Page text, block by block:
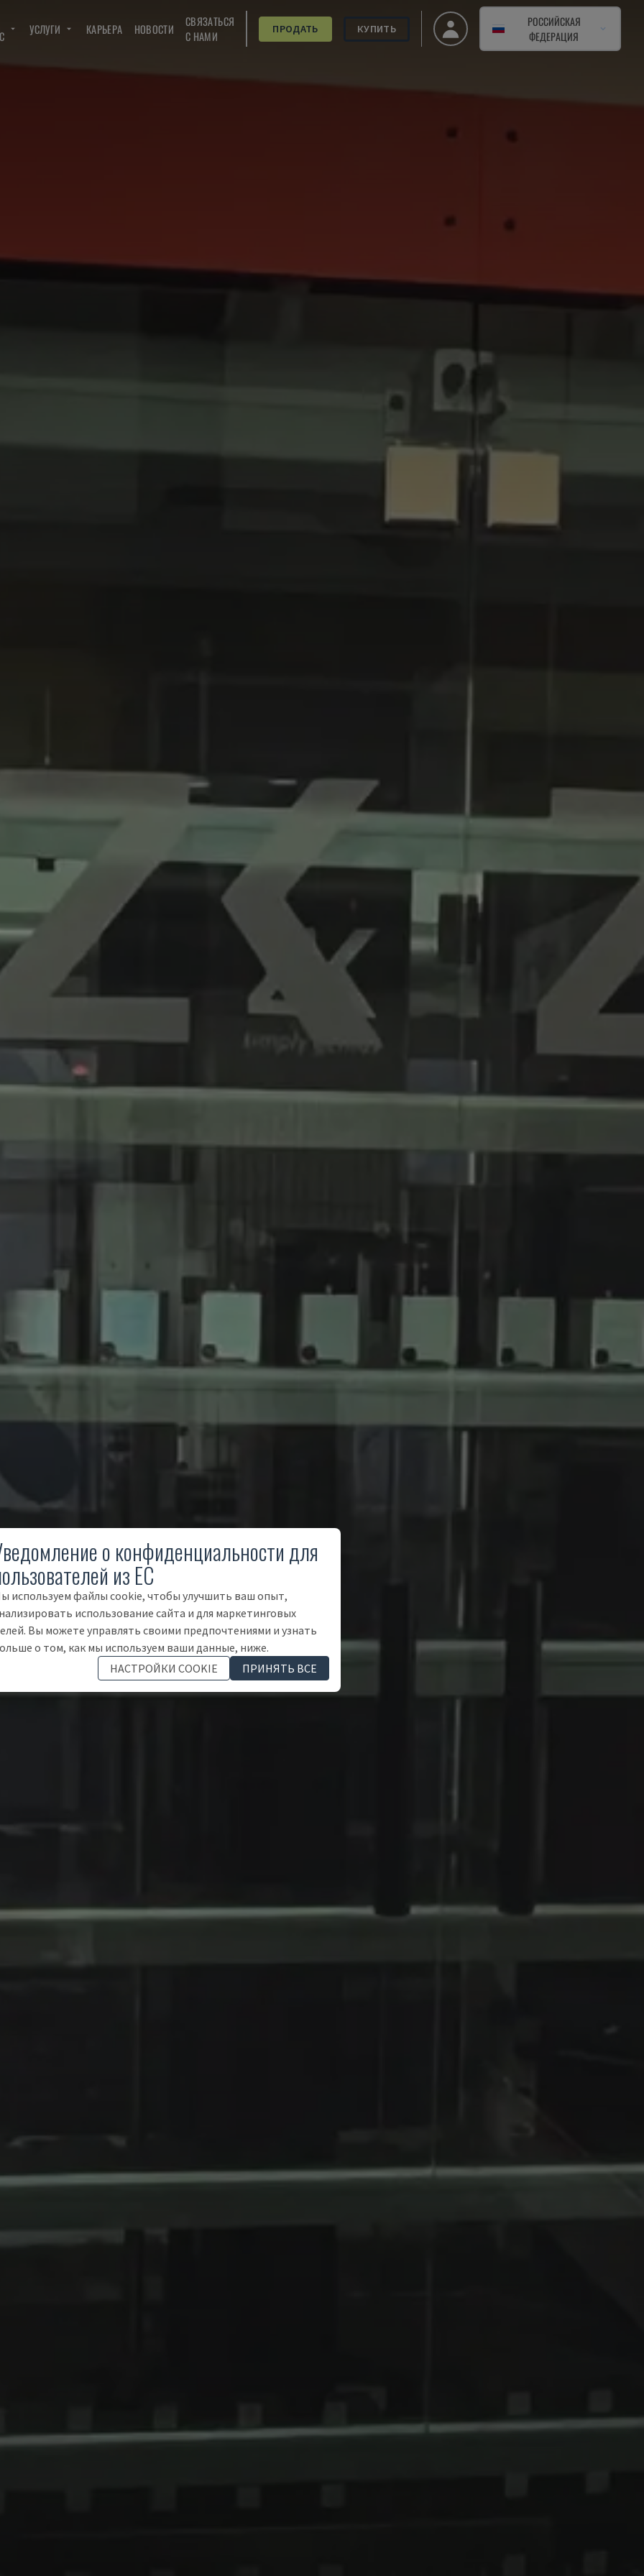
УСЛУГИ КАРЬЕРА НОВОСТИ
СВЯЗАТЬСЯ
С НАМИ
ПРОДАТЬ КУПИТЬ
РОССИЙСКАЯ
ФЕДЕРАЦИЯ
о конфиденциальности для
из ЕС
используем файлы cookie, чтобы улучшить ваш опыт,
использование сайта и для маркетинговых
Вы можете управлять своими предпочтениями и узнать
о том, как мы используем ваши данные, ниже.
НАСТРОЙКИ COOKIE
ПРИНЯТЬ ВСЕ